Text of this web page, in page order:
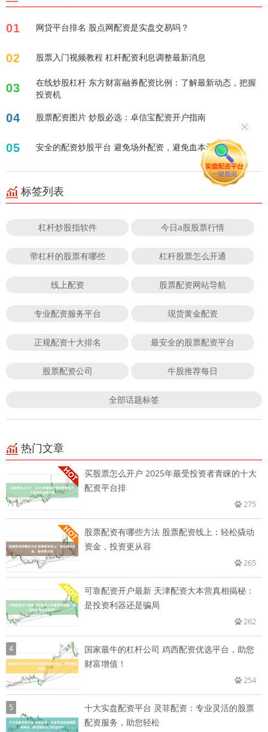
01 网贷平台排名 股点网配资是实盘交易吗？
02 股票入门视频教程 杠杆配资利息调整最新消息
03
在线炒股杠杆 东方财富融券配资比例：了解最新动态，把握
投资机
04 股票配资图片 炒股必选：卓信宝配资开户指南
05 安全的配资炒股平台 避免场外配资，避免血本无归
标签列表
杠杆炒股指软件 今日a股股票行情
带杠杆的股票有哪些 杠杆股票怎么开通
线上配资 股票配资网站导航
专业配资服务平台 现货黄金配资
正规配资十大排名 最安全的股票配资平台
股票配资公司 牛股推荐每日
全部话题标签
热门文章
买股票怎么开户 2025年最受投资者青睐的十大
配资平台排
275
股票配资有哪些方法 股票配资线上：轻松撬动
资金，投资更从容
265
可靠配资开户最新 天津配资大本营真相揭秘：
是投资利器还是骗局
262
4
国家最牛的杠杆公司 鸡西配资优选平台，助您
财富增值！
254
5
十大实盘配资平台 灵菲配资：专业灵活的股票
配资服务，助您轻松